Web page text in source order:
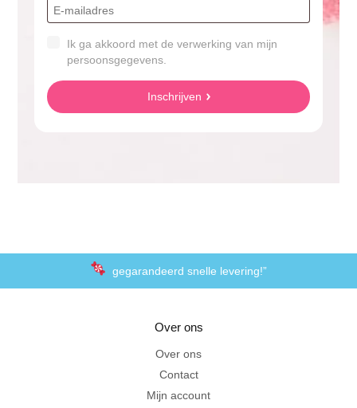
Ik ga akkoord met de verwerking van mijn
persoonsgegevens.
Inschrijven
gegarandeerd snelle levering!”
Al 20 jaar in Amersfoort
Over ons
Over ons
Contact
Mijn account